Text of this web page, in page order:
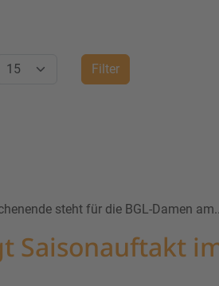
Anzeige # Filter
steht für die BGL-Damen
Saisonauftakt